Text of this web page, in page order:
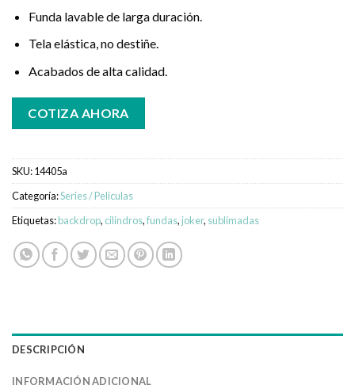
Funda lavable de larga duración.
Tela elástica, no destiñe.
Acabados de alta calidad.
COTIZA AHORA
SKU:14405a
Categoría:Series / Peliculas
Etiquetas:backdrop, cilindros,fundas, joker, sublimadas
DESCRIPCIÓN
INFORMACIÓN ADICIONAL